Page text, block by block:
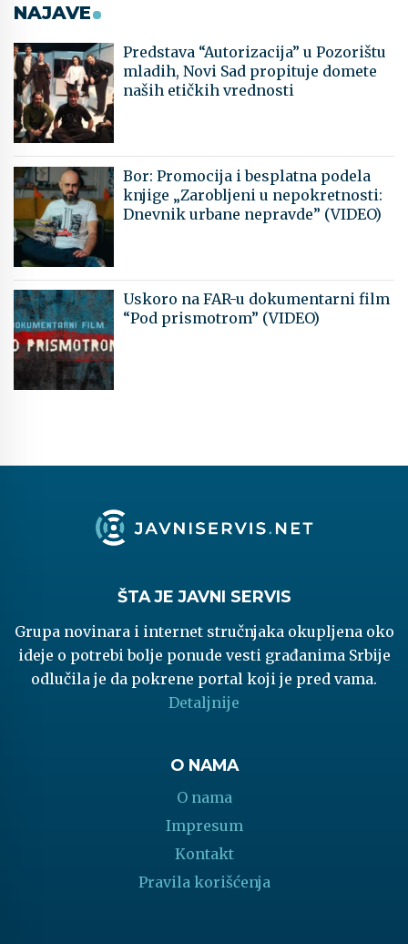
NAJAVE
Predstava “Autorizacija” u Pozorištu
mladih, Novi Sad propituje domete
naših etičkih vrednosti
Bor: Promocija i besplatna podela
knjige „Zarobljeni u nepokretnosti:
Dnevnik urbane nepravde” (VIDEO)
Uskoro na FAR-u dokumentarni film
“Pod prismotrom” (VIDEO)
ŠTA JE JAVNI SERVIS
Grupa novinara i internet stručnjaka okupljena oko
ideje o potrebi bolje ponude vesti građanima Srbije
odlučila je da pokrene portal koji je pred vama.
Detaljnije
O NAMA
O nama
Impresum
Kontakt
Pravila korišćenja